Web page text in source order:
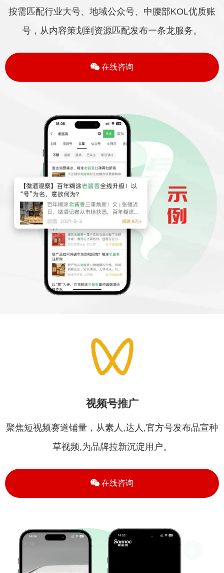
按需匹配行业大号、地域公众号、中腰部KOL优质账
号，从内容策划到资源匹配发布一条龙服务。
在线咨询
视频号推广
聚焦短视频赛道铺量，从素人,达人,官方号发布品宣种
草视频,为品牌拉新沉淀用户。
在线咨询